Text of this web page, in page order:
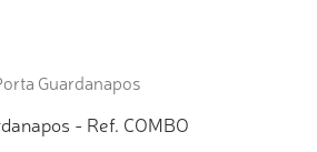
- Ref. COMBO